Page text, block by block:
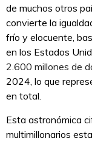
de muchos otros
convierte la
frío y elocuente,
en los Estados
2.600 millones de
2024, lo que
en total.
Esta astronómica
multimillonarios